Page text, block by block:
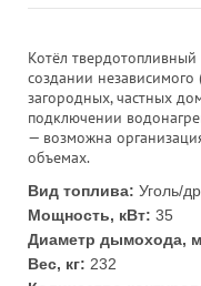
Котёл
создании
загородных, частных
подключении
— возможна
объемах.
Вид топлива: Уголь/
Мощность, кВт: 35
Диаметр дымохода,
Вес, кг: 232